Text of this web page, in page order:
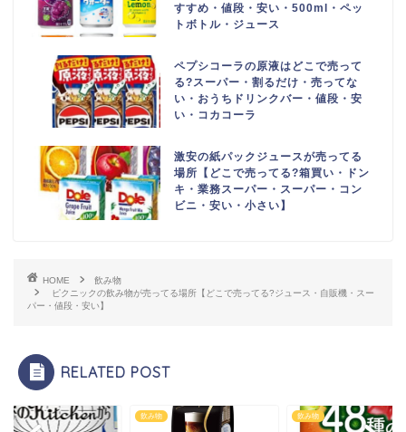
すすめ・値段・安い・500ml・ペッ
トボトル・ジュース
ペプシコーラの原液はどこで売って
る?スーパー・割るだけ・売ってな
い・おうちドリンクバー・値段・安
い・コカコーラ
激安の紙パックジュースが売ってる
場所【どこで売ってる?箱買い・ドン
キ・業務スーパー・スーパー・コン
ビニ・安い・小さい】
HOME
飲み物
ピクニックの飲み物が売ってる場所【どこで売ってる?ジュース・自販機・スー
パー・値段・安い】
RELATED POST
飲み物 飲み物